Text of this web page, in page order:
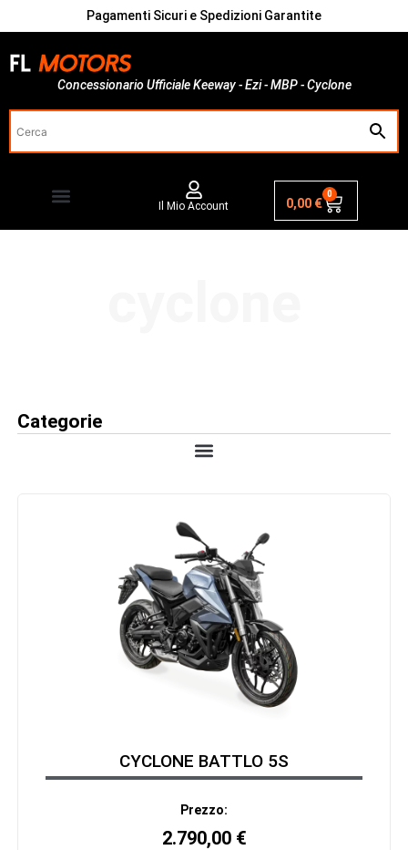
Pagamenti Sicuri e Spedizioni Garantite
Concessionario Ufficiale Keeway - Ezi - MBP - Cyclone
Il Mio Account 0,00 €
0
Categorie
CYCLONE BATTLO 5S
Prezzo:
2.790,00 €